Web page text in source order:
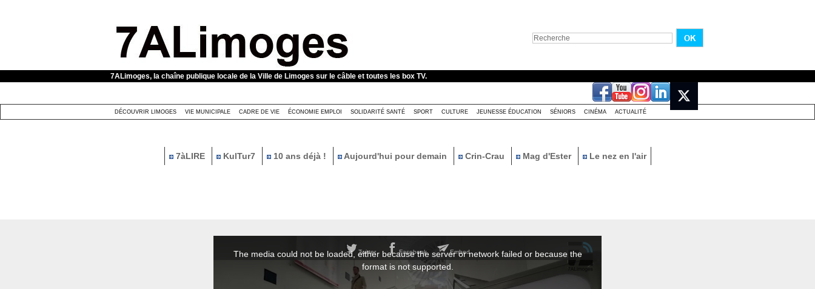
7ALimoges, la chaîne publique locale de la Ville de Limoges sur le câble et toutes les box TV.
DÉCOUVRIR LIMOGES VIE MUNICIPALE CADRE DE VIE ÉCONOMIE EMPLOI SOLIDARITÉ SANTÉ SPORT CULTURE JEUNESSE ÉDUCATION SÉNIORS CINÉMA ACTUALITÉ
7àLIRE KulTur7 10 ans déjà ! Aujourd'hui pour demain Crin-Crau Mag d'Ester Le nez en l'air